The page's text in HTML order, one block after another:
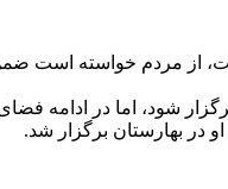
پیام که به مناسبت سالروز واقعۀ سی‌ام
زنجانی برگزار شود، اما
در بهارستان برگزار شد.